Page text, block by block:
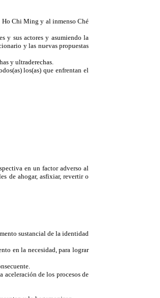
Ho Chi Ming y al inmenso Ché
y sus actores y asumiendo la
y las nuevas propuestas
y ultraderechas.
los(as) que enfrentan el
en un factor adverso al
de ahogar, asfixiar, revertir o
sustancial de la identidad
en la necesidad, para lograr
de los procesos de